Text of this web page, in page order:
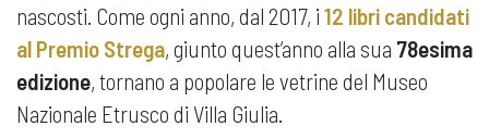
nascosti. Come ogni anno, dal 2017, i 12 libri candidati
al Premio Strega, giunto quest’anno alla sua 78esima
edizione, tornano a popolare le vetrine del Museo
Nazionale Etrusco di Villa Giulia.